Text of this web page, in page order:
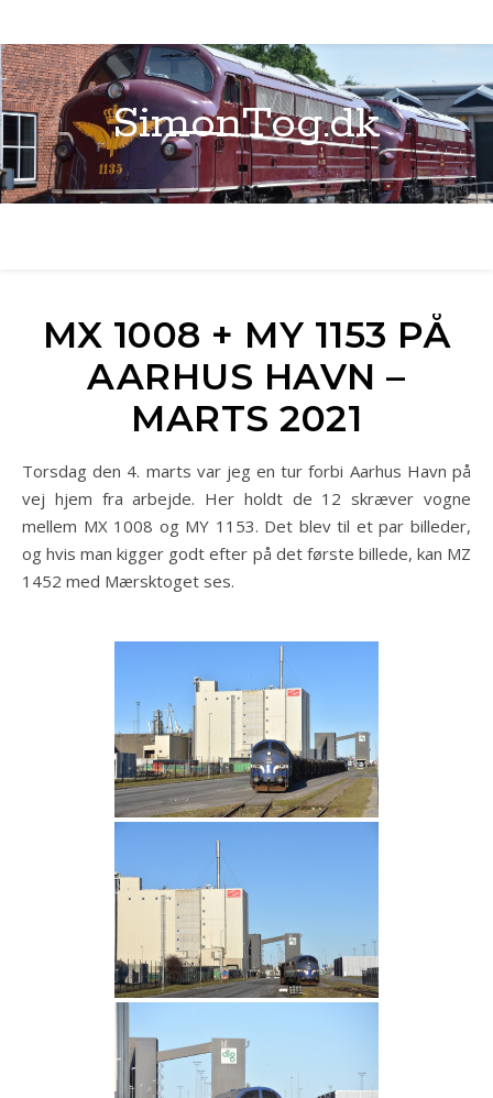
SimonTog.dk
MX 1008 + MY 1153 PÅ
AARHUS HAVN –
MARTS 2021
Torsdag den 4. marts var jeg en tur forbi Aarhus Havn på
vej hjem fra arbejde. Her holdt de 12 skræver vogne
mellem MX 1008 og MY 1153. Det blev til et par billeder,
og hvis man kigger godt efter på det første billede, kan MZ
1452 med Mærsktoget ses.